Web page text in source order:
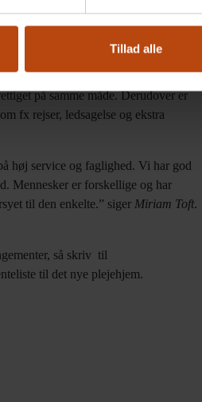
Tillad alle
stor valgfrihed til at skabe en
Selvom et friplejehjem er privat
på samme måde. Derudover er
fx rejser, ledsagelse og ekstra
høj service og faglighed. Vi har god
Mennesker er forskellige og har
til den enkelte.” siger Miriam Toft.
så skriv til
til det nye plejehjem.